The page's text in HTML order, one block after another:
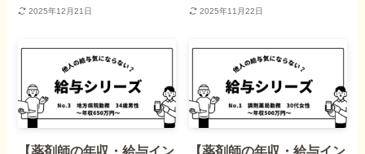
2025年12月21日 2025年11月22日
【薬剤師の年収・給与イン
【薬剤師の年収・給与イン